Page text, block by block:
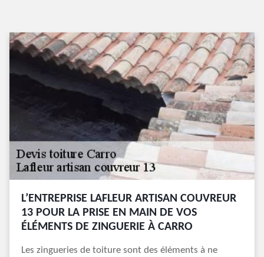
L’ENTREPRISE LAFLEUR ARTISAN COUVREUR
13 POUR LA PRISE EN MAIN DE VOS
ÉLÉMENTS DE ZINGUERIE À CARRO
Les zingueries de toiture sont des éléments à ne